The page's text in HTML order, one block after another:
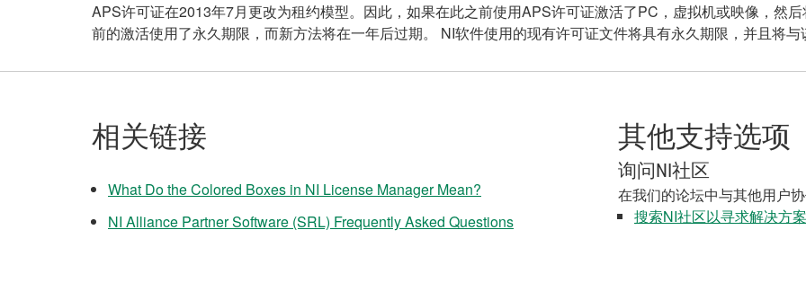
APS许可证在2013年7月更改为租约模型。因此，如果在此之前使用APS许可证激活了PC，虚拟机或映像，然
前的激活使用了永久期限，而新方法将在一年后过期。 NI软件使用的现有许可证文件将具有永久期限，并且将
相关链接
What Do the Colored Boxes in NI License Manager Mean?
NI Alliance Partner Software (SRL) Frequently Asked Questions
其他支持选项
询问NI社区
在我们的论坛中与其他用户
搜索NI社区以寻求解决方案